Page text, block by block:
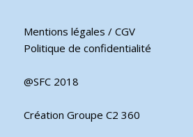
Mentions légales / CGV
Politique de confidentialité
@SFC 2018
Création Groupe C2 360